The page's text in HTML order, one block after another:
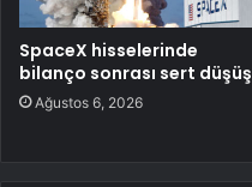
SpaceX hisselerinde
bilanço sonrası sert düşüş
Ağustos 6, 2026